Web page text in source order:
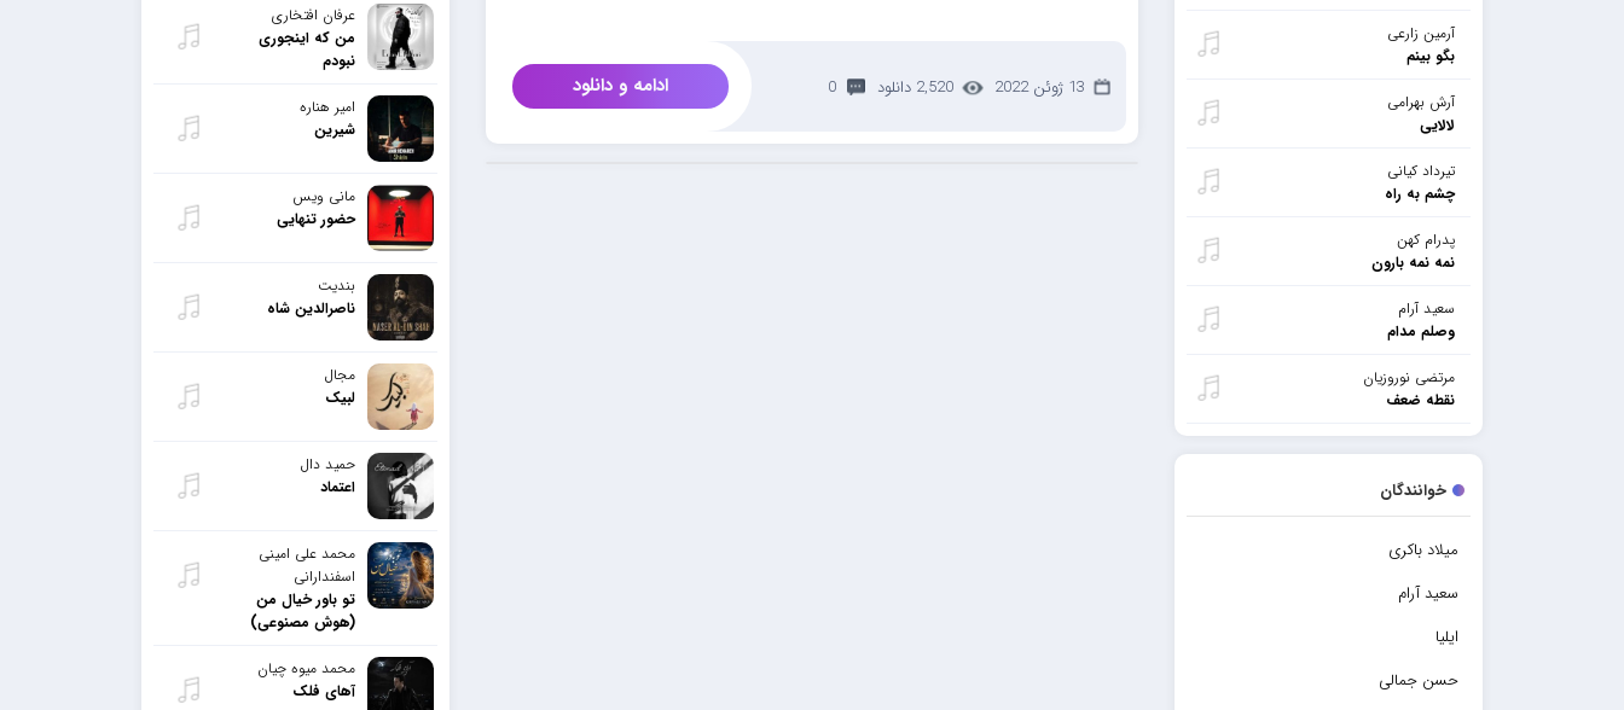
آرمین زارعی
بگو بینم
آرش بهرامی
لالایی
تیرداد کیانی
چشم به راه
پدرام کهن
نمه نمه بارون
سعید آرام
وصلم مدام
مرتضی نوروزیان
نقطه ضعف
خوانندگان
میلاد باکری
سعید آرام
ایلیا
حسن جمالی
13 ژوئن 2022 2,520 دانلود 0 ادامه و دانلود
عرفان افتخاری
من که اینجوری
نبودم
امیر هناره
شیرین
مانی ویس
حضور تنهایی
بندیت
ناصرالدین شاه
مجال
لبیک
حمید دال
اعتماد
محمد علی امینی
اسفندارانی
تو باور خیال من
(هوش مصنوعی)
محمد میوه چیان
آهای فلک